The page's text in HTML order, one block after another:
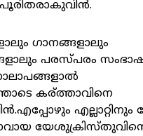
ഗാനങ്ങളാലും
പരസ്പരം
കര്ത്താവിനെ
എല്ലാറ്റിനും